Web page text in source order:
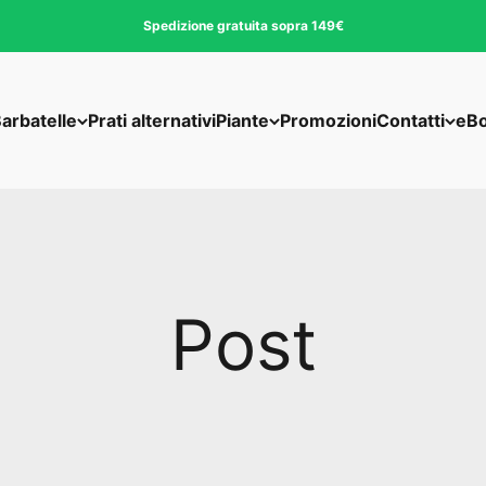
Spedizione gratuita sopra 149€
Prati alternativiPiante PromozioniContatti
Post